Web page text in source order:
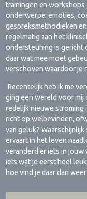
trainingen en
onderwerpe: emoties,
gespreksmethodieken
regelmatig aan het
ondersteuning is gericht
daar wat mee moet
verschoven waardoor je
Recentelijk heb ik me
ging een wereld voor
redelijk nieuwe stroming
richt op welbevinden,
van geluk?
ervaart in het leven
veranderd er iets in jouw
iets wat je eerst heel
hoe vind je daar dan